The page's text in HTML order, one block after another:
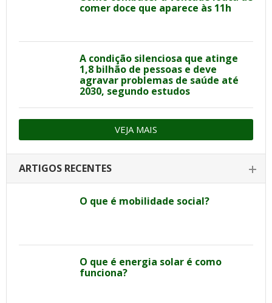
comer doce que aparece às 11h
A condição silenciosa que atinge
1,8 bilhão de pessoas e deve
agravar problemas de saúde até
2030, segundo estudos
VEJA MAIS
ARTIGOS RECENTES
O que é mobilidade social?
O que é energia solar é como
funciona?